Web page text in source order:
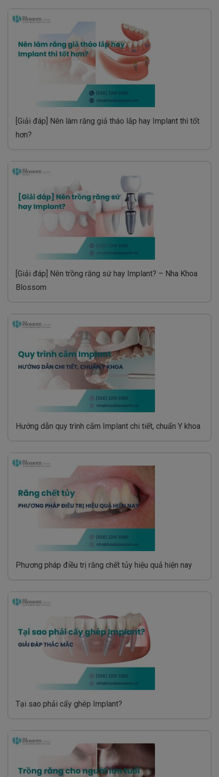
[Giải đáp] Nên làm răng giả tháo lắp hay Implant thì tốt
hơn?
[Giải đáp] Nên trồng răng sứ hay Implant? – Nha Khoa
Blossom
Hướng dẫn quy trình cắm Implant chi tiết, chuẩn Y khoa
Phương pháp điều trị răng chết tủy hiệu quả hiện nay
Tại sao phải cấy ghép Implant?